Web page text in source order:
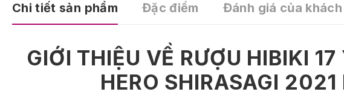
Chi tiết sản phẩm Đặc điểm Đánh giá của
GIỚI THIỆU VỀ RƯỢU HIBIKI
HERO SHIRASAGI